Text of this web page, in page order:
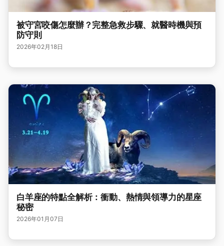
被守宮咬傷怎麼辦？完整急救步驟、就醫時機與預
防守則
2026年02月18日
白羊座的特點全解析：衝動、熱情與領導力的星座
秘密
2026年01月07日